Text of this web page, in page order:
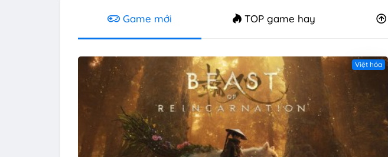
Game mới TOP game hay
Việt hóa